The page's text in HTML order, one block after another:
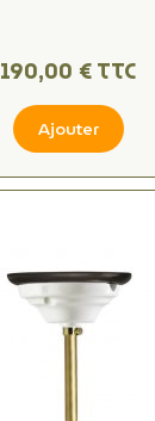
190,00 € TTC
Ajouter